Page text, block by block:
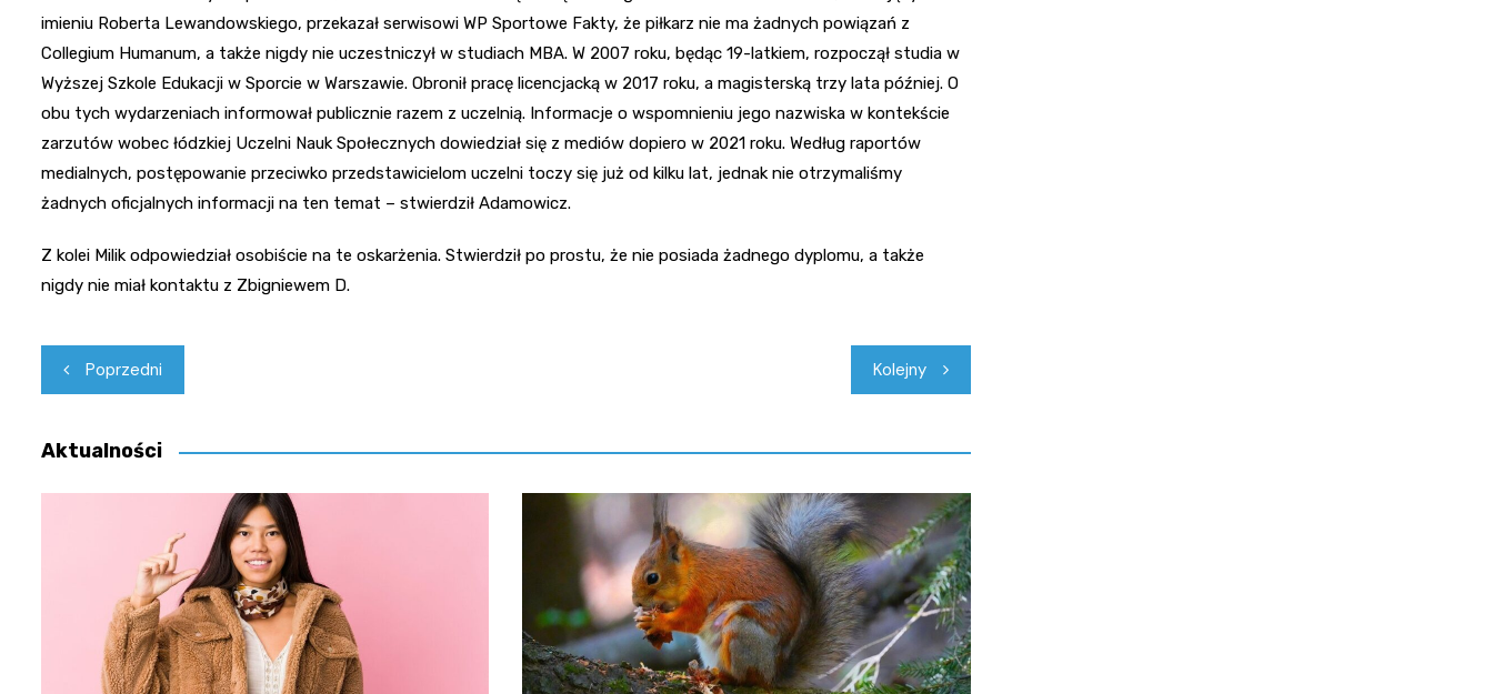
imieniu Roberta Lewandowskiego, przekazał serwisowi WP Sportowe Fakty, że piłkarz nie ma żadnych powiązań z
Collegium Humanum, a także nigdy nie uczestniczył w studiach MBA. W 2007 roku, będąc 19-latkiem, rozpoczął studia w
Wyższej Szkole Edukacji w Sporcie w Warszawie. Obronił pracę licencjacką w 2017 roku, a magisterską trzy lata później. O
obu tych wydarzeniach informował publicznie razem z uczelnią. Informacje o wspomnieniu jego nazwiska w kontekście
zarzutów wobec łódzkiej Uczelni Nauk Społecznych dowiedział się z mediów dopiero w 2021 roku. Według raportów
medialnych, postępowanie przeciwko przedstawicielom uczelni toczy się już od kilku lat, jednak nie otrzymaliśmy
żadnych oficjalnych informacji na ten temat – stwierdził Adamowicz.
Z kolei Milik odpowiedział osobiście na te oskarżenia. Stwierdził po prostu, że nie posiada żadnego dyplomu, a także
nigdy nie miał kontaktu z Zbigniewem D.
Nawigacja
wpisu
Poprzedni Kolejny
Aktualności